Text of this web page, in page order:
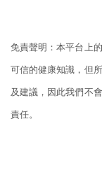
免責聲明：本平台上
可信的健康知識，但
及建議，因此我們不
責任。